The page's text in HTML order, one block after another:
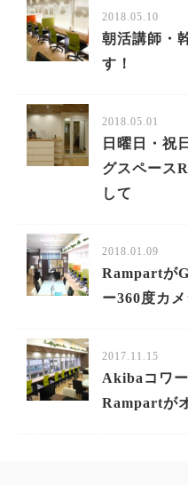
2018.05.10
朝活講師・
す！
2018.05.01
日曜日・祝
グスペース
して
2018.01.09
Rampartが
ー360度カ
2017.11.15
Akibaコワ
Rampartが